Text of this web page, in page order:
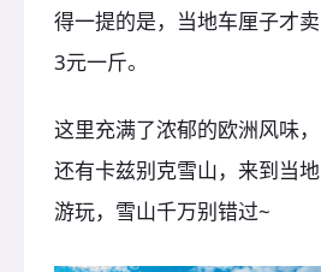
得一提的是，当地车厘子才卖
3元一斤。
这里充满了浓郁的欧洲风味，
还有卡兹别克雪山，来到当地
游玩，雪山千万别错过~